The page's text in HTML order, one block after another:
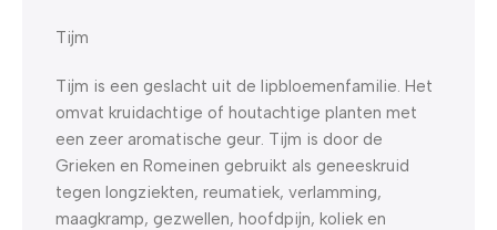
Tijm
Tijm is een geslacht uit de lipbloemenfamilie. Het
omvat kruidachtige of houtachtige planten met
een zeer aromatische geur. Tijm is door de
Grieken en Romeinen gebruikt als geneeskruid
tegen longziekten, reumatiek, verlamming,
maagkramp, gezwellen, hoofdpijn, koliek en